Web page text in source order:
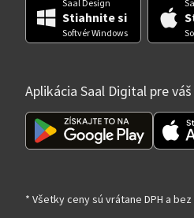
Saal Design
Stiahnite si
Softvér Windows
Aplikácia Saal Digital pre
* Všetky ceny sú vrátane DPH a